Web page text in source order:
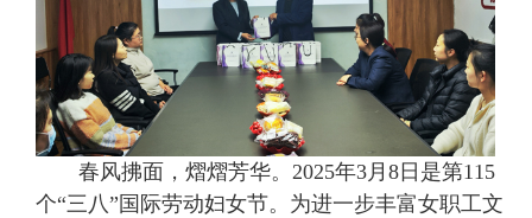
春风拂面，熠熠芳华。2025年3月8日是第115
个“三八”国际劳动妇女节。为进一步丰富女职工文